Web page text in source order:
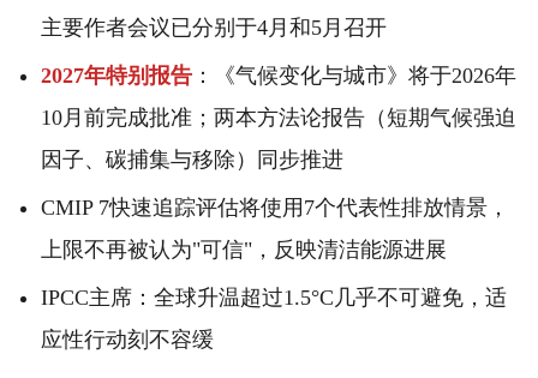
主要作者会议已分别于4月和5月召开
2027年特别报告 ：《气候变化与城市》将于2026年
10月前完成批准；两本方法论报告（短期气候强迫
因子、碳捕集与移除）同步推进
CMIP 7快速追踪评估将使用7个代表性排放情景，
上限不再被认为"可信"，反映清洁能源进展
IPCC主席：全球升温超过1.5°C几乎不可避免，适
应性行动刻不容缓